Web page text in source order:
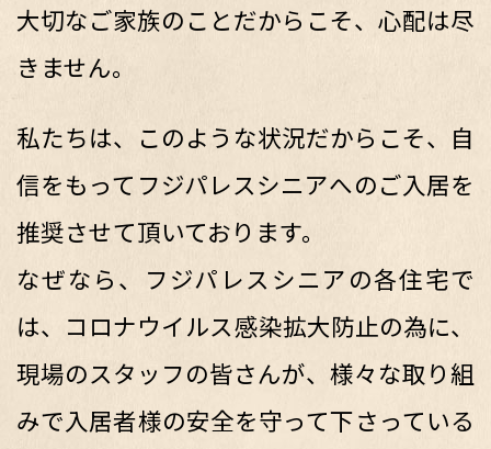
大切なご家族のことだからこそ、心配は尽
きません。
私たちは、このような状況だからこそ、自
信をもってフジパレスシニアへのご入居を
推奨させて頂いております。
なぜなら、フジパレスシニアの各住宅で
は、コロナウイルス感染拡大防止の為に、
現場のスタッフの皆さんが、様々な取り組
みで入居者様の安全を守って下さっている